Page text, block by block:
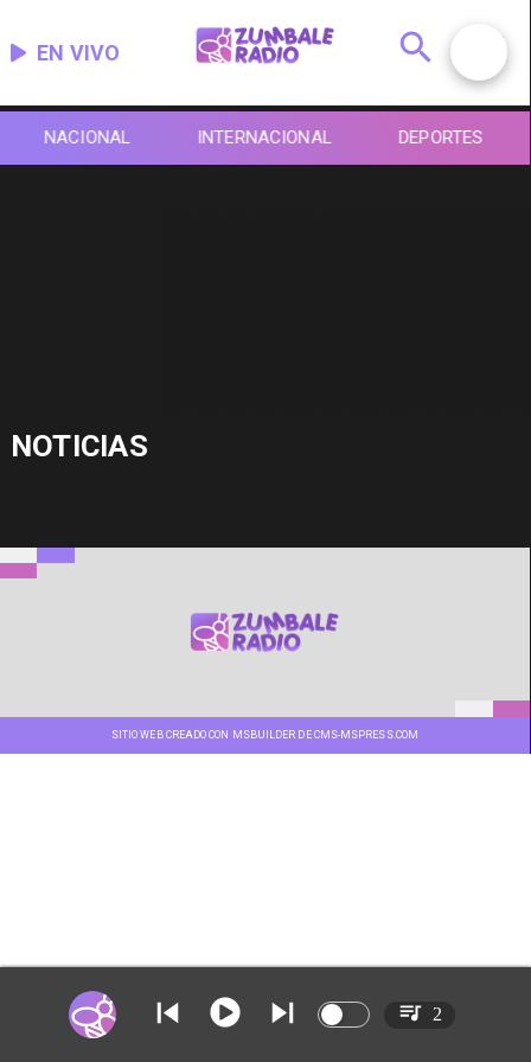
EN VIVO
NACIONAL INTERNACIONAL DEPORTES
NOTICIAS
SITIO WEB CREADO CON MSBUILDER DE CMS-MSPRESS.COM
2